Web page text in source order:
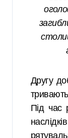
Другу
Під час